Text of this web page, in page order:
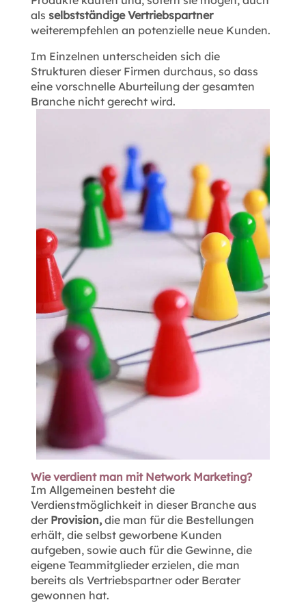
als selbstständige Vertriebspartner
weiterempfehlen an potenzielle neue Kunden.
Im Einzelnen unterscheiden sich die
Strukturen dieser Firmen durchaus, so dass
eine vorschnelle Aburteilung der gesamten
Branche nicht gerecht wird.
Wie verdient man mit Network Marketing?
Im Allgemeinen besteht die
Verdienstmöglichkeit in dieser Branche aus
der Provision,die man für die Bestellungen
erhält, die selbst geworbene Kunden
aufgeben, sowie auch für die Gewinne, die
eigene Teammitglieder erzielen, die man
bereits als Vertriebspartner oder Berater
gewonnen hat.